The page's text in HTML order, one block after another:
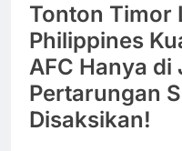
Tonton Timor
Philippines
AFC Hanya di
Pertarungan
Disaksikan!